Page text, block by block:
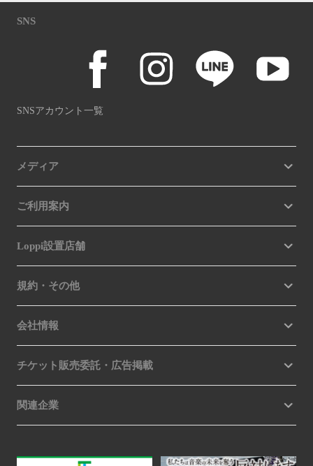
SNS
SNSアカウント一覧
メディア
ご利用案内
Loppi設置店舗
規約・その他
会社情報
チケット販売委託・広告掲載
関連企業